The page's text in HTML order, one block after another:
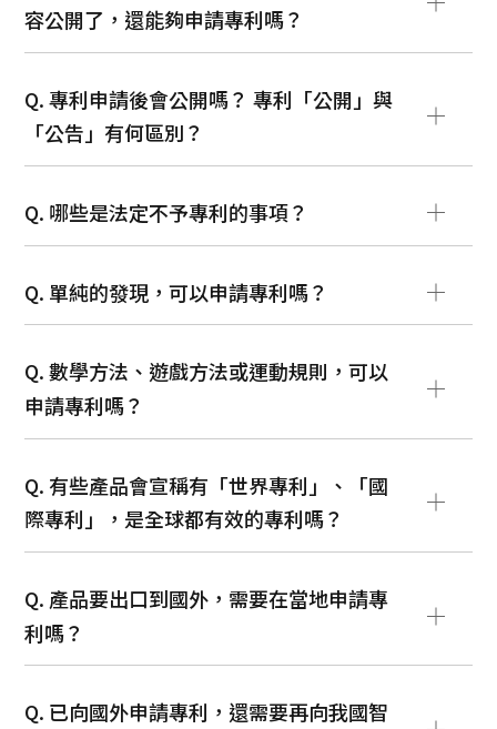
容公開了，還能夠申請專利嗎？
Q. 專利申請後會公開嗎？ 專利「公開」與
「公告」有何區別？
Q. 哪些是法定不予專利的事項？
Q. 單純的發現，可以申請專利嗎？
Q. 數學方法、遊戲方法或運動規則，可以
申請專利嗎？
Q. 有些產品會宣稱有「世界專利」、「國
際專利」，是全球都有效的專利嗎？
Q. 產品要出口到國外，需要在當地申請專
利嗎？
Q. 已向國外申請專利，還需要再向我國智